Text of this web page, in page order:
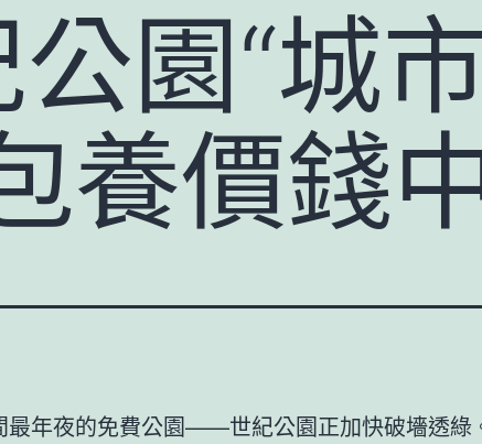
園“城
養價錢
最年夜的免費公園——世紀公園正加快破墻透綠